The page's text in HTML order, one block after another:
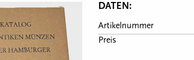
DATEN:
Artikelnummer
Preis